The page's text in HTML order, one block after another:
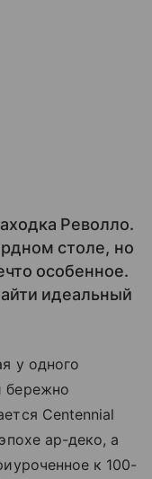
Револло.
столе, но
особенное.
идеальный
у одного
бережно
Centennial
ар-деко, а
к 100-